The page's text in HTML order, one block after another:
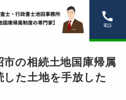
電話
市の相続土地国庫帰属
した土地を手放した